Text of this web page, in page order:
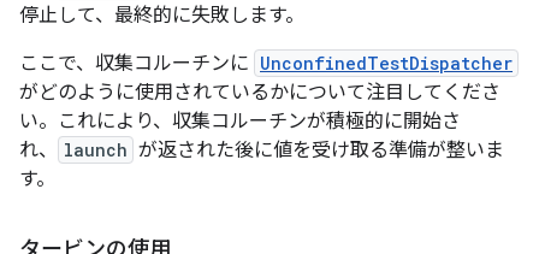
停止して、最終的に失敗します。
ここで、収集コルーチンに UnconfinedTestDispatcher
がどのように使用されているかについて注目してくださ
い。これにより、収集コルーチンが積極的に開始さ
れ、
launch が返された後に値を受け取る準備が整いま
す。